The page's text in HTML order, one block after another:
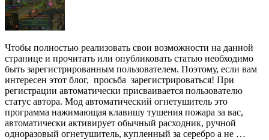
Чтобы полностью реализовать свои возможности на данной
странице и прочитать или опубликовать статью необходимо
быть зарегистрированным пользователем. Поэтому, если вам
интересен этот блог, просьба зарегистрироваться! При
регистрации автоматически присваивается пользователю
статус автора. Мод автоматический огнетушитель это
программа нажимающая клавишу тушения пожара за вас,
автоматически активирует обычный расходник, ручной
одноразовый огнетушитель, купленный за серебро а не …